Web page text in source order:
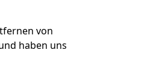
von
haben uns